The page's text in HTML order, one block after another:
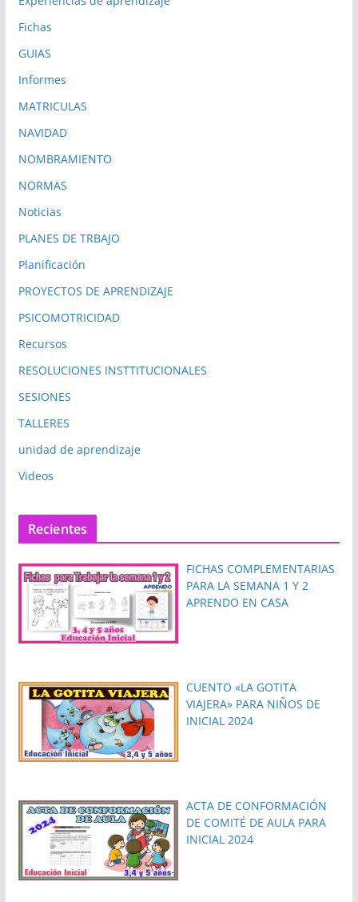
Fichas
GUIAS
Informes
MATRICULAS
NAVIDAD
NOMBRAMIENTO
NORMAS
Noticias
PLANES DE TRBAJO
Planificación
PROYECTOS DE APRENDIZAJE
PSICOMOTRICIDAD
Recursos
RESOLUCIONES INSTTITUCIONALES
SESIONES
TALLERES
unidad de aprendizaje
Videos
Recientes
FICHAS COMPLEMENTARIAS
PARA LA SEMANA 1 Y 2
APRENDO EN CASA
CUENTO «LA GOTITA
VIAJERA» PARA NIÑOS DE
INICIAL 2024
ACTA DE CONFORMACIÓN
DE COMITÉ DE AULA PARA
INICIAL 2024